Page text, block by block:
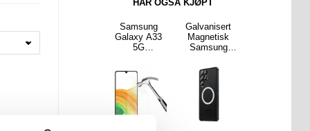
HAR OGSÅ KJØPT
Samsung
Galaxy A33
5G
glass - 9H,
0.3mm -
Gjennomsikti
g
Galvanisert
Magnetisk
Samsung
Ultra 5G
Hybrid-deksel
- Svart